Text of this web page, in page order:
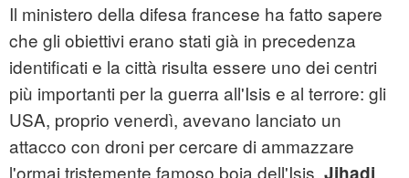
Il ministero della difesa francese ha fatto sapere
che gli obiettivi erano stati già in precedenza
identificati e la città risulta essere uno dei centri
più importanti per la guerra all'Isis e al terrore: gli
USA, proprio venerdì, avevano lanciato un
attacco con droni per cercare di ammazzare
l'ormai tristemente famoso boia dell'Isis,